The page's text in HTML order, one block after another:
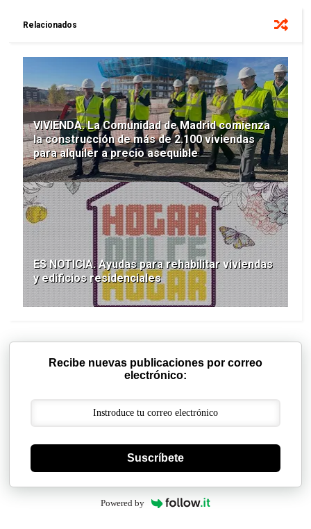
Relacionados
VIVIENDA. La Comunidad de Madrid comienza
la construcción de más de 2.100 viviendas
para alquiler a precio asequible
ES NOTICIA. Ayudas para rehabilitar viviendas
y edificios residenciales
Recibe nuevas publicaciones por correo
electrónico:
Suscríbete
Powered by